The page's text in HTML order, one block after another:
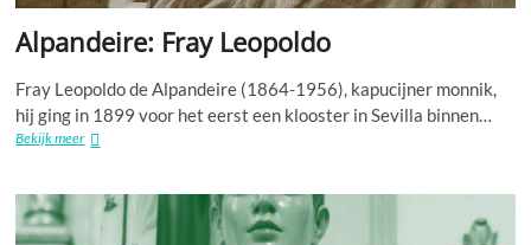
Alpandeire: Fray Leopoldo
Fray Leopoldo de Alpandeire (1864-1956), kapucijner monnik,
hij ging in 1899 voor het eerst een klooster in Sevilla binnen…
Bekijk meerAlpandeire: